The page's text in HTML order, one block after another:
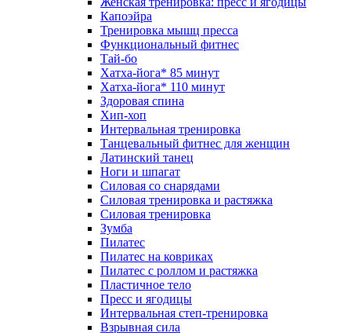
Капоэйра
Тренировка мышц пресса
Функциональный фитнес
Тай-бо
Хатха-йога* 85 минут
Хатха-йога* 110 минут
Здоровая спина
Хип-хоп
Интервальная тренировка
Танцевальный фитнес для женщин
Латинский танец
Ноги и шпагат
Силовая со снарядами
Силовая тренировка и растяжка
Силовая тренировка
Зумба
Пилатес
Пилатес на ковриках
Пилатес с роллом и растяжка
Пластичное тело
Пресс и ягодицы
Интервальная степ-тренировка
Взрывная сила